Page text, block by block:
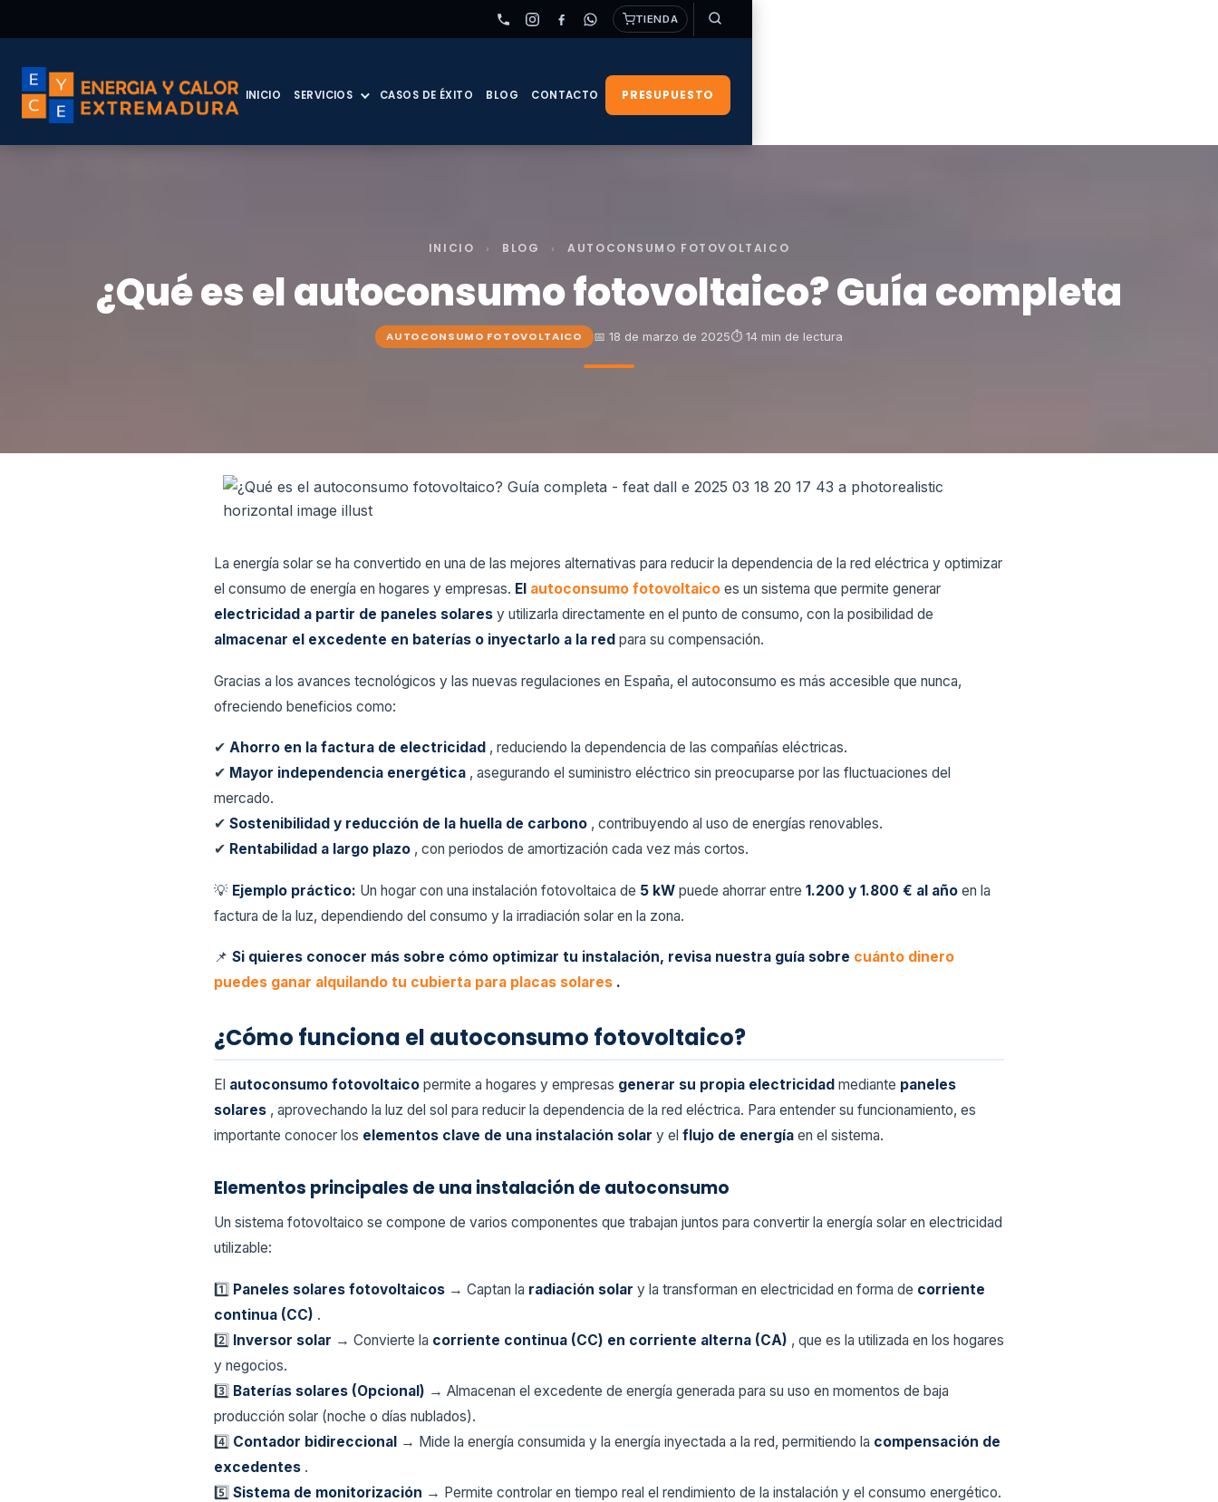
TIENDA
INICIO SERVICIOS CASOS DE ÉXITO BLOG CONTACTO PRESUPUESTO
INICIO › BLOG › AUTOCONSUMO FOTOVOLTAICO
¿Qué es el autoconsumo fotovoltaico? Guía completa
AUTOCONSUMO FOTOVOLTAICO 📅 18 de marzo de 2025⏱ 14 min de lectura
La energía solar se ha convertido en una de las mejores alternativas para reducir la dependencia de la red eléctrica y optimizar
el consumo de energía en hogares y empresas. El autoconsumo fotovoltaico es un sistema que permite generar
electricidad a partir de paneles solares y utilizarla directamente en el punto de consumo, con la posibilidad de
almacenar el excedente en baterías o inyectarlo a la red para su compensación.
Gracias a los avances tecnológicos y las nuevas regulaciones en España, el autoconsumo es más accesible que nunca,
ofreciendo beneficios como:
✔ Ahorro en la factura de electricidad , reduciendo la dependencia de las compañías eléctricas.
✔ Mayor independencia energética , asegurando el suministro eléctrico sin preocuparse por las fluctuaciones del
mercado.
✔ Sostenibilidad y reducción de la huella de carbono , contribuyendo al uso de energías renovables.
✔ Rentabilidad a largo plazo , con periodos de amortización cada vez más cortos.
💡 Ejemplo práctico: Un hogar con una instalación fotovoltaica de 5 kW puede ahorrar entre 1.200 y 1.800 € al año en la
factura de la luz, dependiendo del consumo y la irradiación solar en la zona.
📌 Si quieres conocer más sobre cómo optimizar tu instalación, revisa nuestra guía sobre cuánto dinero
puedes ganar alquilando tu cubierta para placas solares .
¿Cómo funciona el autoconsumo fotovoltaico?
El autoconsumo fotovoltaico permite a hogares y empresas generar su propia electricidad mediante paneles
solares , aprovechando la luz del sol para reducir la dependencia de la red eléctrica. Para entender su funcionamiento, es
importante conocer los elementos clave de una instalación solar y el flujo de energía en el sistema.
Elementos principales de una instalación de autoconsumo
Un sistema fotovoltaico se compone de varios componentes que trabajan juntos para convertir la energía solar en electricidad
utilizable:
1️⃣ Paneles solares fotovoltaicos → Captan la radiación solar y la transforman en electricidad en forma de corriente
continua (CC) .
2️⃣ Inversor solar → Convierte la corriente continua (CC) en corriente alterna (CA) , que es la utilizada en los hogares
y negocios.
3️⃣ Baterías solares (Opcional) → Almacenan el excedente de energía generada para su uso en momentos de baja
producción solar (noche o días nublados).
4️⃣ Contador bidireccional → Mide la energía consumida y la energía inyectada a la red, permitiendo la compensación de
excedentes .
5️⃣ Sistema de monitorización → Permite controlar en tiempo real el rendimiento de la instalación y el consumo energético.